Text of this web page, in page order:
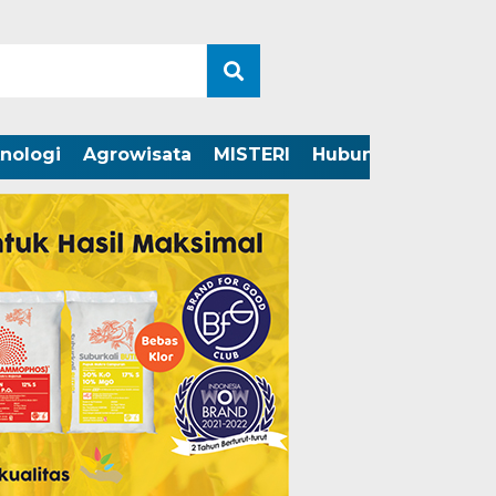
Agrowisata MISTERI Hubungi Kami